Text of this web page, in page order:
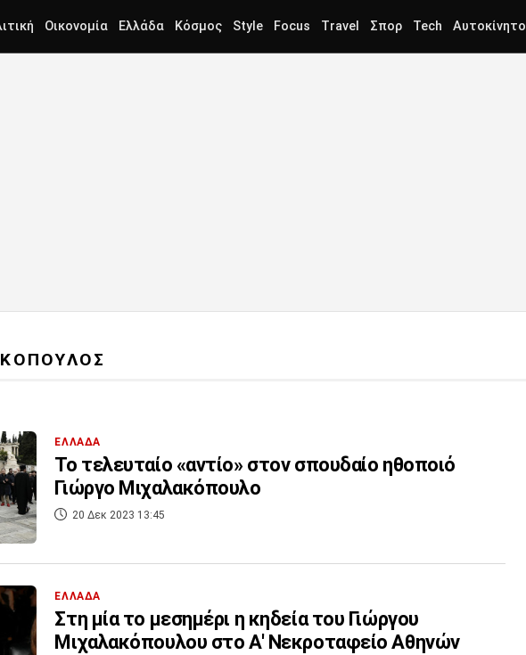
Οικονομία Ελλάδα Κόσμος Style Focus Travel Σπορ Tech Αυτοκίνητο
ΕΛΛΑΔΑ
Το τελευταίο «αντίο» στον σπουδαίο ηθοποιό
Γιώργο Μιχαλακόπουλο
20 Δεκ 2023 13:45
ΕΛΛΑΔΑ
Στη μία το μεσημέρι η κηδεία του Γιώργου
Μιχαλακόπουλου στο Α' Νεκροταφείο Αθηνών